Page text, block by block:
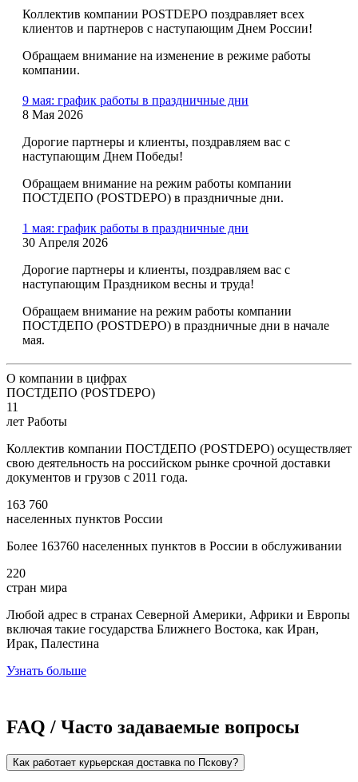
Коллектив компании POSTDEPO поздравляет всех
клиентов и партнеров с наступающим Днем России!
Обращаем внимание на изменение в режиме работы
компании.
9 мая: график работы в праздничные дни
8 Мая 2026
Дорогие партнеры и клиенты, поздравляем вас с
наступающим Днем Победы!
Обращаем внимание на режим работы компании
ПОСТДЕПО (POSTDEPO) в праздничные дни.
1 мая: график работы в праздничные дни
30 Апреля 2026
Дорогие партнеры и клиенты, поздравляем вас с
наступающим Праздником весны и труда!
Обращаем внимание на режим работы компании
ПОСТДЕПО (POSTDEPO) в праздничные дни в начале
мая.
О компании в цифрах
ПОСТДЕПО (POSTDEPO)
11
лет Работы
Коллектив компании ПОСТДЕПО (POSTDEPO) осуществляет
свою деятельность на российском рынке срочной доставки
документов и грузов с 2011 года.
163 760
населенных пунктов России
Более 163760 населенных пунктов в России в обслуживании
220
стран мира
Любой адрес в странах Северной Америки, Африки и Европы
включая такие государства Ближнего Востока, как Иран,
Ирак, Палестина
Узнать больше
FAQ / Часто задаваемые вопросы
Как работает курьерская доставка по Пскову?